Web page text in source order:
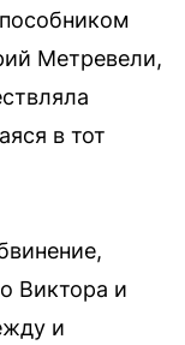
Метревели,
в тот
Виктора и
и